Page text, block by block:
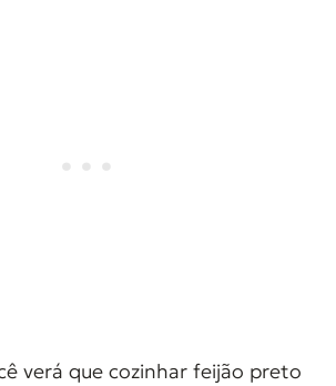
verá que cozinhar feijão preto